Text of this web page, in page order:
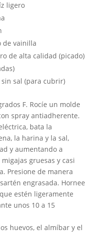
ligero
de vainilla
de alta calidad (picado)
sal (para cubrir)
F. Rocíe un molde
spray antiadherente.
bata la
la harina y la sal,
y aumentando a
gruesas y casi
Presione de manera
engrasada. Hornee
estén ligeramente
unos 10 a 15
huevos, el almíbar y el